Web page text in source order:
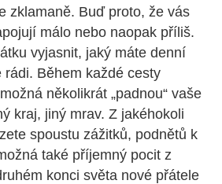
zklamaně. Buď proto, že vás
málo nebo naopak příliš.
vyjasnit, jaký máte denní
rádi. Během každé cesty
několikrát „padnou“ vaše
kraj, jiný mrav. Z jakéhokoli
spoustu zážitků, podnětů k
také příjemný pocit z
konci světa nové přátele